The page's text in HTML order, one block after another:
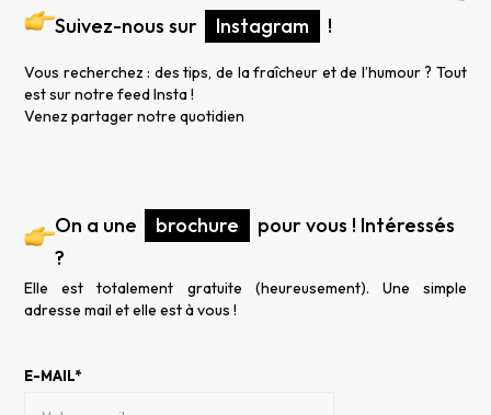
Suivez-nous sur Instagram !
Vous recherchez : des tips, de la fraîcheur et de l’humour ? Tout
est sur notre feed Insta !
Venez partager notre quotidien
On a une brochure
pour vous ! Intéressés
?
Elle est totalement gratuite (heureusement). Une simple
adresse mail et elle est à vous !
E-MAIL*